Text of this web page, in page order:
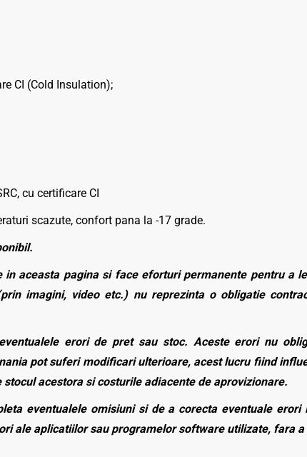
CI (Cold Insulation);
cu certificare CI
scazute, confort pana la -17 grade.
aceasta pagina si face eforturi permanente pentru a
imagini, video etc.) nu reprezinta o obligatie
erori de pret sau stoc. Aceste erori nu
pot suferi modificari ulterioare, acest lucru fiind
acestora si costurile adiacente de aprovizionare.
eventualele omisiuni si de a corecta eventuale
ale aplicatiilor sau programelor software utilizate, fara